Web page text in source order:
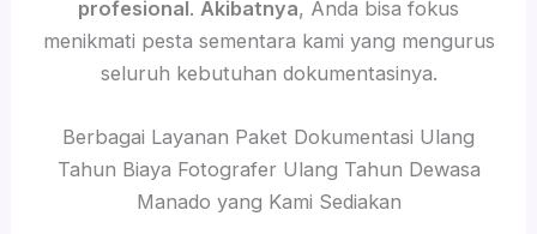
profesional. Akibatnya, Anda bisa fokus
menikmati pesta sementara kami yang mengurus
seluruh kebutuhan dokumentasinya.
Berbagai Layanan Paket Dokumentasi Ulang
Tahun Biaya Fotografer Ulang Tahun Dewasa
Manado yang Kami Sediakan